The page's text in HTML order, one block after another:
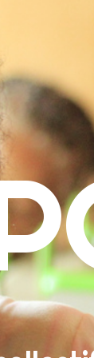
propos
Mission &
Faire un don
: